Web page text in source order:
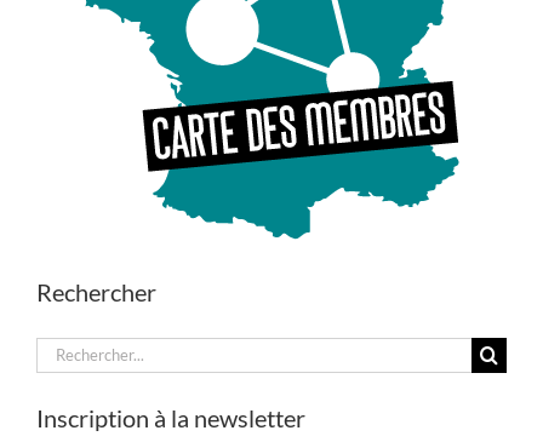
Rechercher
Rechercher:
Inscription à la newsletter